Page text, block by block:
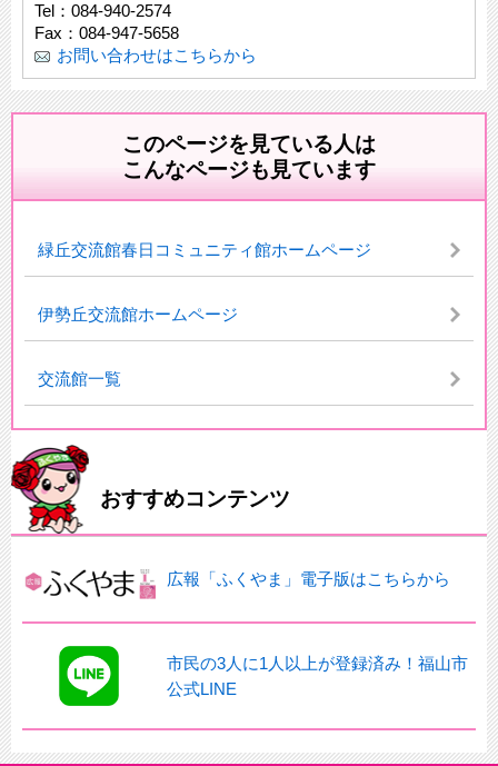
Tel：084-940-2574
Fax：084-947-5658
お問い合わせはこちらから
このページを見ている人は
こんなページも見ています
緑丘交流館春日コミュニティ館ホームページ
伊勢丘交流館ホームページ
交流館一覧
おすすめコンテンツ
広報「ふくやま」電子版はこちらから
市民の3人に1人以上が登録済み！福山市
公式LINE